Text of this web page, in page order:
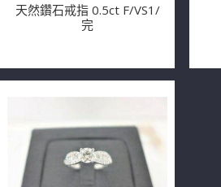
天然鑽石戒指 0.5ct F/VS1/
完